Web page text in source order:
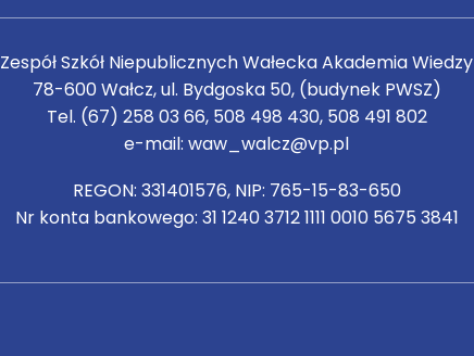
Zespół Szkół Niepublicznych Wałecka Akademia Wiedzy
78-600 Wałcz, ul. Bydgoska 50, (budynek PWSZ)
Tel. (67) 258 03 66, 508 498 430, 508 491 802
e-mail:waw_walcz@vp.pl
REGON: 331401576, NIP: 765-15-83-650
Nr konta bankowego: 31 1240 3712 1111 0010 5675 3841